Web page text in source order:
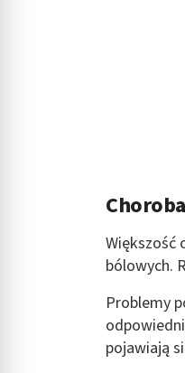
Większość
bólowych.
Problemy
pojawiają